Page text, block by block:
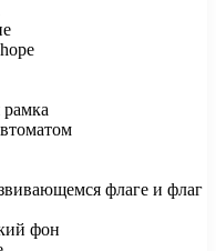
флаге и флаг
фон